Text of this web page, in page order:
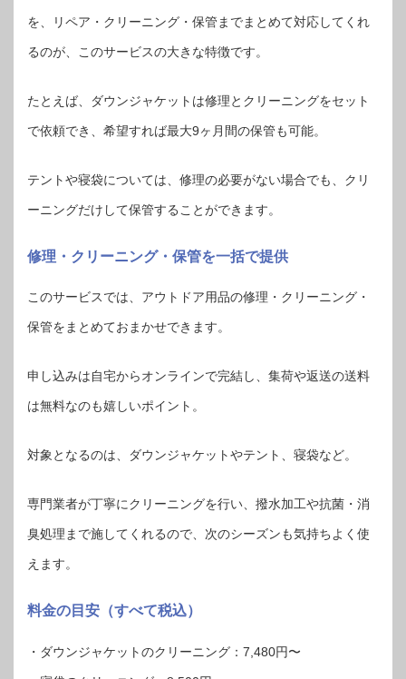
を、リペア・クリーニング・保管までまとめて対応してくれ
るのが、このサービスの大きな特徴です。
たとえば、ダウンジャケットは修理とクリーニングをセット
で依頼でき、希望すれば最大9ヶ月間の保管も可能。
テントや寝袋については、修理の必要がない場合でも、クリ
ーニングだけして保管することができます。
修理・クリーニング・保管を一括で提供
このサービスでは、アウトドア用品の修理・クリーニング・
保管をまとめておまかせできます。
申し込みは自宅からオンラインで完結し、集荷や返送の送料
は無料なのも嬉しいポイント。
対象となるのは、ダウンジャケットやテント、寝袋など。
専門業者が丁寧にクリーニングを行い、撥水加工や抗菌・消
臭処理まで施してくれるので、次のシーズンも気持ちよく使
えます。
料金の目安（すべて税込）
・ダウンジャケットのクリーニング：7,480円〜